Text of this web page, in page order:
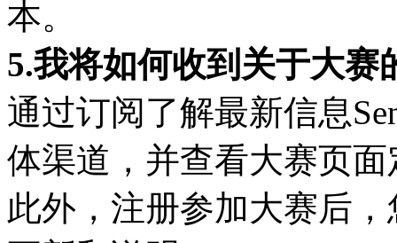
本。
5.我将如何收到关于大赛
通过订阅了解最新信息
体渠道，并查看大赛页
此外，注册参加大赛后